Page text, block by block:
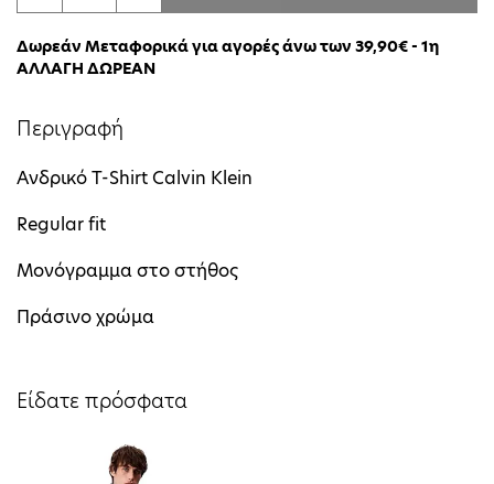
Δωρεάν Μεταφορικά για αγορές άνω των 39,90€ - 1η
ΑΛΛΑΓΗ ΔΩΡΕΑΝ
Περιγραφή
Ανδρικό T-Shirt Calvin Klein
Regular fit
Μονόγραμμα στο στήθος
Πράσινο χρώμα
Είδατε πρόσφατα